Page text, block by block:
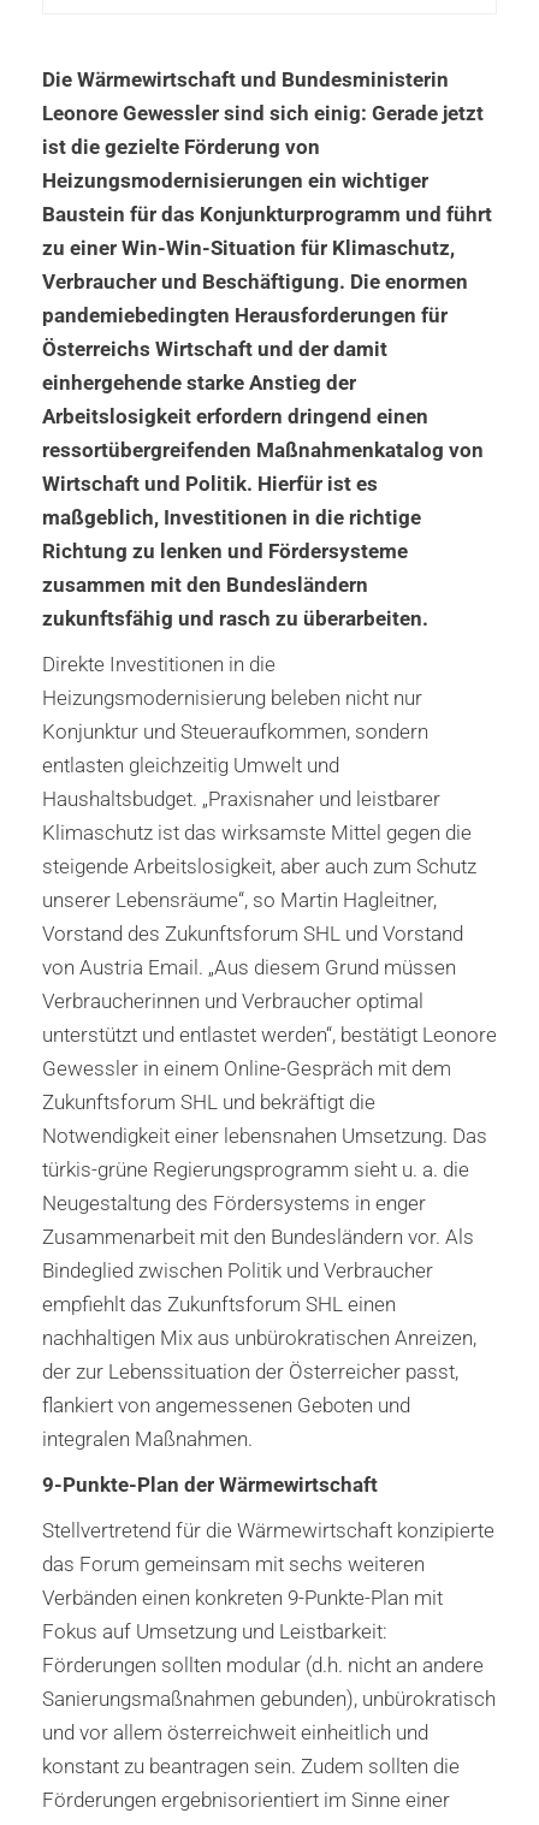
Die Wärmewirtschaft und Bundesministerin
Leonore Gewessler sind sich einig: Gerade jetzt
ist die gezielte Förderung von
Heizungsmodernisierungen ein wichtiger
Baustein für das Konjunkturprogramm und führt
zu einer Win-Win-Situation für Klimaschutz,
Verbraucher und Beschäftigung. Die enormen
pandemiebedingten Herausforderungen für
Österreichs Wirtschaft und der damit
einhergehende starke Anstieg der
Arbeitslosigkeit erfordern dringend einen
ressortübergreifenden Maßnahmenkatalog von
Wirtschaft und Politik. Hierfür ist es
maßgeblich, Investitionen in die richtige
Richtung zu lenken und Fördersysteme
zusammen mit den Bundesländern
zukunftsfähig und rasch zu überarbeiten.
Direkte Investitionen in die
Heizungsmodernisierung beleben nicht nur
Konjunktur und Steueraufkommen, sondern
entlasten gleichzeitig Umwelt und
Haushaltsbudget. „Praxisnaher und leistbarer
Klimaschutz ist das wirksamste Mittel gegen die
steigende Arbeitslosigkeit, aber auch zum Schutz
unserer Lebensräume“, so Martin Hagleitner,
Vorstand des Zukunftsforum SHL und Vorstand
von Austria Email. „Aus diesem Grund müssen
Verbraucherinnen und Verbraucher optimal
unterstützt und entlastet werden“, bestätigt Leonore
Gewessler in einem Online-Gespräch mit dem
Zukunftsforum SHL und bekräftigt die
Notwendigkeit einer lebensnahen Umsetzung. Das
türkis-grüne Regierungsprogramm sieht u. a. die
Neugestaltung des Fördersystems in enger
Zusammenarbeit mit den Bundesländern vor. Als
Bindeglied zwischen Politik und Verbraucher
empfiehlt das Zukunftsforum SHL einen
nachhaltigen Mix aus unbürokratischen Anreizen,
der zur Lebenssituation der Österreicher passt,
flankiert von angemessenen Geboten und
integralen Maßnahmen.
9-Punkte-Plan der Wärmewirtschaft
Stellvertretend für die Wärmewirtschaft konzipierte
das Forum gemeinsam mit sechs weiteren
Verbänden einen konkreten 9-Punkte-Plan mit
Fokus auf Umsetzung und Leistbarkeit:
Förderungen sollten modular (d.h. nicht an andere
Sanierungsmaßnahmen gebunden), unbürokratisch
und vor allem österreichweit einheitlich und
konstant zu beantragen sein. Zudem sollten die
Förderungen ergebnisorientiert im Sinne einer